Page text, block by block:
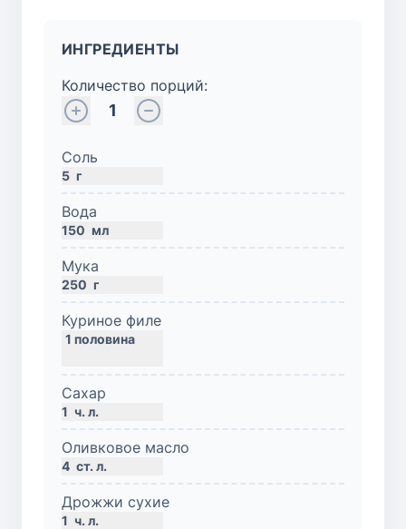
ИНГРЕДИЕНТЫ
Количество порций:
1
Соль
5 г
Вода
150 мл
Мука
250 г
Куриное филе
Сахар
1 ч. л.
Оливковое масло
4 ст. л.
Дрожжи сухие
1 ч. л.